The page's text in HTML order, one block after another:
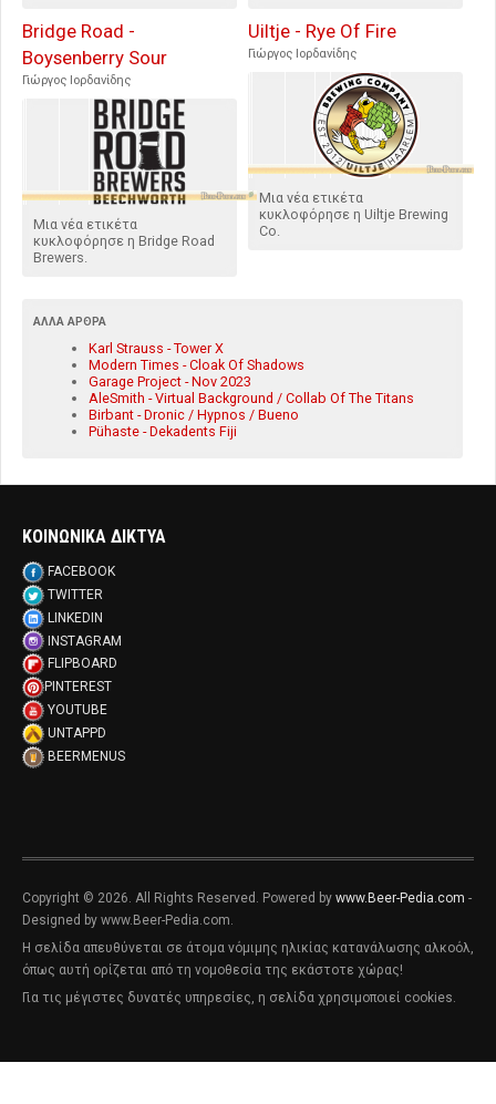
Bridge Road -
Boysenberry Sour
Γιώργος Ιορδανίδης
Μια νέα ετικέτα
κυκλοφόρησε η Bridge Road
Brewers.
Uiltje - Rye Of Fire
Γιώργος Ιορδανίδης
Μια νέα ετικέτα
κυκλοφόρησε η Uiltje Brewing
Co.
ΆΛΛΑ ΆΡΘΡΑ
Karl Strauss - Tower X
Modern Times - Cloak Of Shadows
Garage Project - Nov 2023
AleSmith - Virtual Background / Collab Of The Titans
Birbant - Dronic / Hypnos / Bueno
Pühaste - Dekadents Fiji
ΚΟΙΝΩΝΙΚΑ ΔΙΚΤΥΑ
FACEBOOK
TWITTER
LINKEDIN
INSTAGRAM
FLIPBOARD
PINTEREST
YOUTUBE
UNTAPPD
BEERMENUS
Copyright © 2026. All Rights Reserved. Powered by www.Beer-Pedia.com -
Designed by www.Beer-Pedia.com.
Η σελίδα απευθύνεται σε άτομα νόμιμης ηλικίας κατανάλωσης αλκοόλ,
όπως αυτή ορίζεται από τη νομοθεσία της εκάστοτε χώρας!
Για τις μέγιστες δυνατές υπηρεσίες, η σελίδα χρησιμοποιεί cookies.